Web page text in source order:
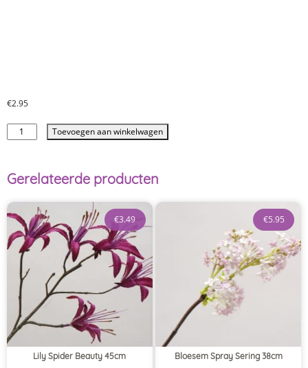
€2.95
Toevoegen aan winkelwagen
Gerelateerde producten
Lily Spider Beauty 45cm
€3.49
Bloesem Spray Sering 38cm
€5.95